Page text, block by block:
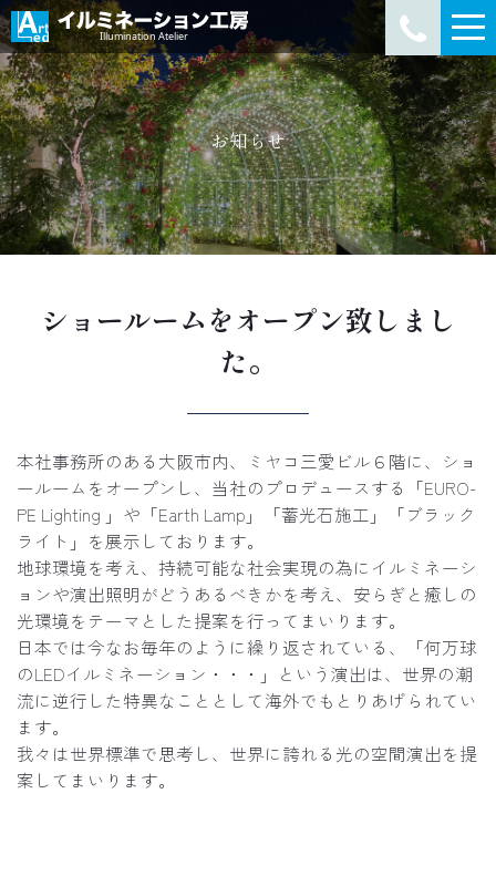
お知らせ
ショールームをオープン致しまし
た。
本社事務所のある大阪市内、ミヤコ三愛ビル６階に、ショ
ールームをオープンし、当社のプロデュースする「EURO-
PE Lighting 」や「Earth Lamp」「蓄光石施工」「ブラック
ライト」を展示しております。
地球環境を考え、持続可能な社会実現の為にイルミネーシ
ョンや演出照明がどうあるべきかを考え、安らぎと癒しの
光環境をテーマとした提案を行ってまいります。
日本では今なお毎年のように繰り返されている、「何万球
のLEDイルミネーション・・・」という演出は、世界の潮
流に逆行した特異なこととして海外でもとりあげられてい
ます。
我々は世界標準で思考し、世界に誇れる光の空間演出を提
案してまいります。